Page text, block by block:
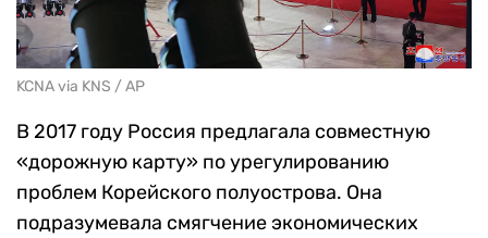
KCNA via KNS / AP
В 2017 году Россия предлагала совместную
«дорожную карту» по урегулированию
проблем Корейского полуострова. Она
подразумевала смягчение экономических